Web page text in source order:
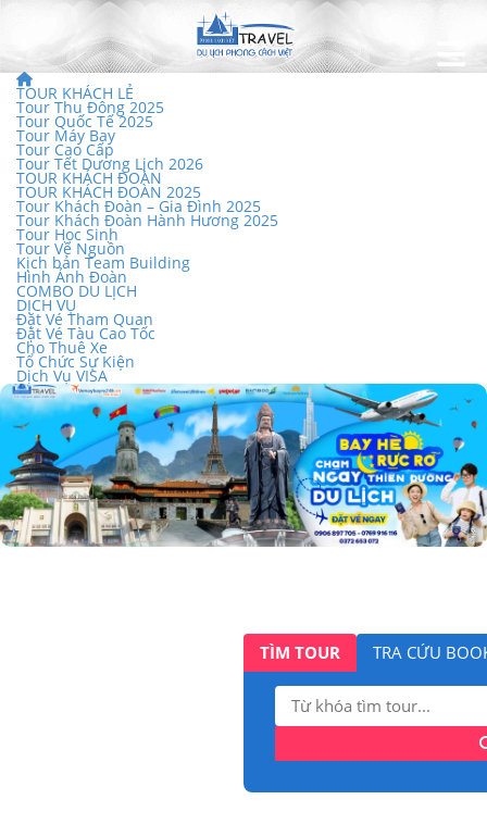
TOUR KHÁCH LẺ
Tour Thu Đông 2025
Tour Quốc Tế 2025
Tour Máy Bay
Tour Cao Cấp
Tour Tết Dương Lịch 2026
TOUR KHÁCH ĐOÀN
TOUR KHÁCH ĐOÀN 2025
Tour Khách Đoàn – Gia Đình 2025
Tour Khách Đoàn Hành Hương 2025
Tour Học Sinh
Tour Về Nguồn
Kịch bản Team Building
Hình Ảnh Đoàn
COMBO DU LỊCH
DỊCH VỤ
Đặt Vé Tham Quan
Đặt Vé Tàu Cao Tốc
Cho Thuê Xe
Tổ Chức Sự Kiện
Dịch Vụ VISA
TÌM TOUR TRA CỨU
Tìm
kiếm: